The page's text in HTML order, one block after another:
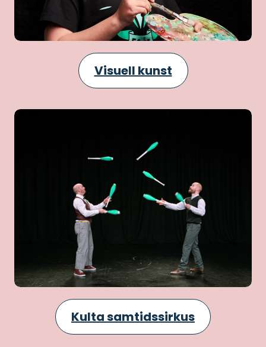
Visuell kunst
Kulta samtidssirkus